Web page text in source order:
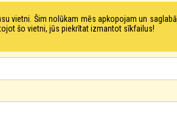
vietni. Šim nolūkam mēs apkopojam un
šo vietni, jūs piekrītat izmantot sīkfailus!